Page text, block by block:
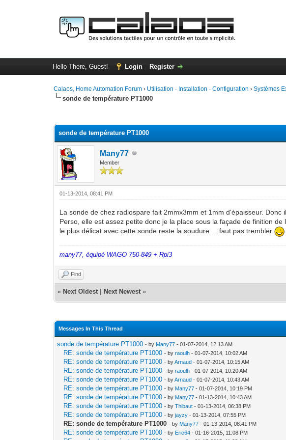
Hello There, Guest! Login Register
Calaos, Home Automation Forum › Utilisation - Installation - Configuration ›Systèmes
sonde de température PT1000
sonde de température PT1000
Many77
Member
01-13-2014, 08:41 PM
La sonde de chez radiospare fait 2mmx3mm et 1mm d'épaisseur.
Perso, elle est assez petite donc je la place sous la façade de finition
le plus délicat avec cette sonde reste la soudure ... faut pas trembler
many77, équipé WAGO 750-849 + Rpi3
Find
« Next Oldest Next Newest »
Messages In This Thread
sonde de température PT1000 - by Many77 - 01-07-2014, 12:13 AM
RE: sonde de température PT1000 - byraoulh - 01-07-2014, 10:02 AM
RE: sonde de température PT1000 - byArnaud - 01-07-2014, 10:15 AM
RE: sonde de température PT1000 - byraoulh - 01-07-2014, 10:20 AM
RE: sonde de température PT1000 - byArnaud - 01-07-2014, 10:43 AM
RE: sonde de température PT1000 - by Many77 - 01-07-2014, 10:19 PM
RE: sonde de température PT1000 - by Many77 - 01-13-2014, 10:43 AM
RE: sonde de température PT1000 - byThibaut - 01-13-2014, 06:38 PM
RE: sonde de température PT1000 - byjayzy - 01-13-2014, 07:55 PM
RE: sonde de température PT1000 - by Many77 - 01-13-2014, 08:41 PM
RE: sonde de température PT1000 - by Eric64 - 01-16-2015, 11:08 PM